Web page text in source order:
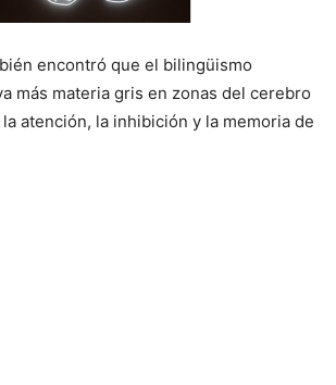
encontró que el bilingüismo
más materia gris en zonas del cerebro
atención, la inhibición y la memoria de